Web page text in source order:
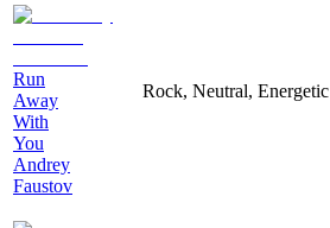
Run
Away
With
You
Andrey
Faustov
Rock, Neutral, Energetic